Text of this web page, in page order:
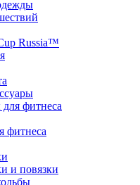
Russia™
фитнеса
фитнеса
и повязки